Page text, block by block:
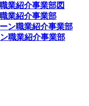
業紹介事業部図
業紹介事業部
ン職業紹介事業部
職業紹介事業部